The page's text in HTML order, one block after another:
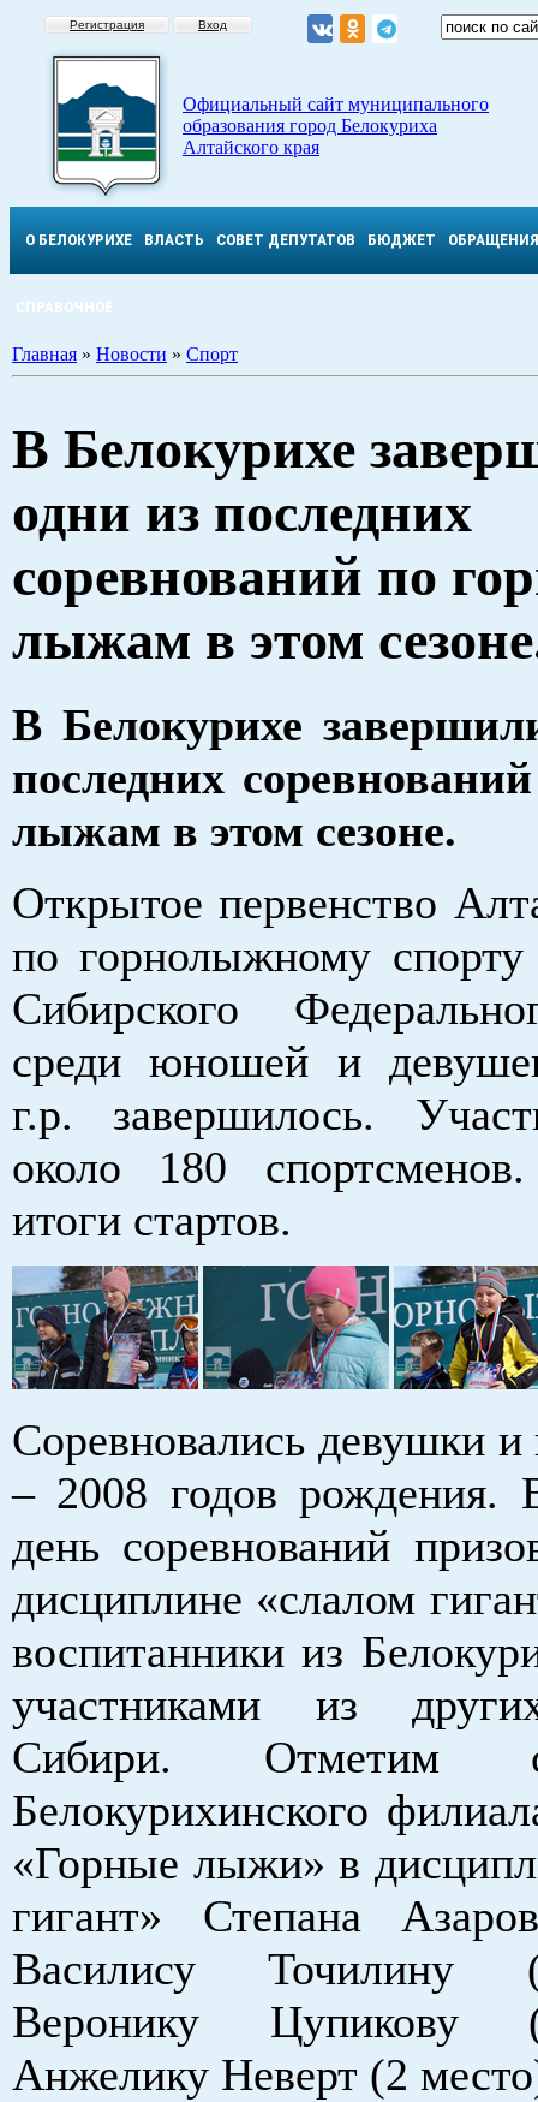
Регистрация Вход
Официальный сайт муниципального
образования город Белокуриха
Алтайского края
О БЕЛОКУРИХЕ ВЛАСТЬ СОВЕТ ДЕПУТАТОВ БЮДЖЕТ ОБРАЩЕНИЯ
СПРАВОЧНОЕ
Главная » Новости » Спорт
В Белокурихе
одни из последних
соревнований по
лыжам в этом
В Белокурихе
последних
лыжам в этом сезоне.
Открытое первенство
по горнолыжному спорту
Сибирского
среди юношей и
г.р. завершилось.
около 180
итоги стартов.
Соревновались девушки
– 2008 годов рождения.
день соревнований
дисциплине «слалом
воспитанники из
участниками из
Сибири. Отметим
Белокурихинского
«Горные лыжи» в
гигант» Степана
Василису Точилину
Веронику Цупикову
Анжелику Неверт (2